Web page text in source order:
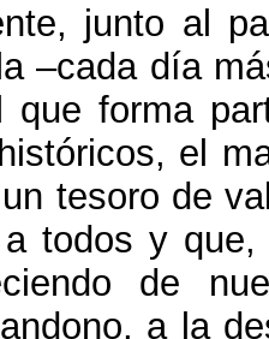
, junto al
–cada día
que forma
, el
un tesoro de
todos y que
de
, a la